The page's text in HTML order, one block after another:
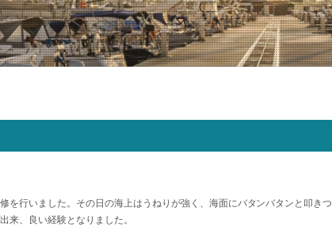
を行いました。その日の海上はうねりが強く、海面にバタンバタンと叩き
来、良い経験となりました。